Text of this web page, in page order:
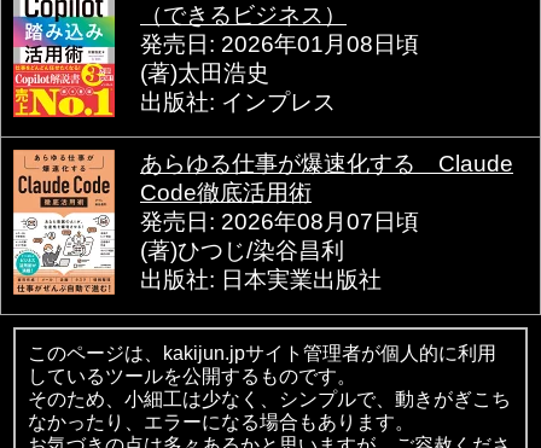
（できるビジネス）
発売日: 2026年01月08日頃
(著)太田浩史
出版社: インプレス
あらゆる仕事が爆速化する Claude
Code徹底活用術
発売日: 2026年08月07日頃
(著)ひつじ/染谷昌利
出版社: 日本実業出版社
このページは、kakijun.jpサイト管理者が個人的に利用
しているツールを公開するものです。
そのため、小細工は少なく、シンプルで、動きがぎこち
なかったり、エラーになる場合もあります。